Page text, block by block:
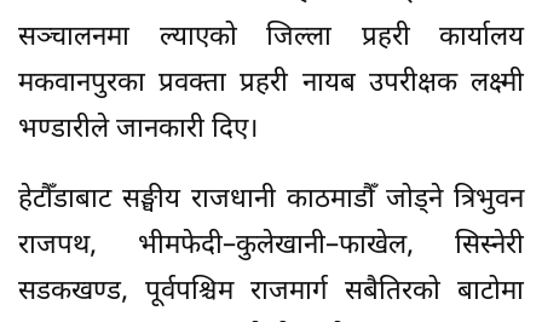
सञ्चालनमा ल्याएको जिल्ला प्रहरी कार्यालय
मकवानपुरका प्रवक्ता प्रहरी नायब उपरीक्षक लक्ष्मी
भण्डारीले जानकारी दिए।
हेटौँडाबाट सङ्घीय राजधानी काठमाडौँ जोड्ने त्रिभुवन
राजपथ, भीमफेदी–कुलेखानी–फाखेल, सिस्नेरी
सडकखण्ड, पूर्वपश्चिम राजमार्ग सबैतिरको बाटोमा